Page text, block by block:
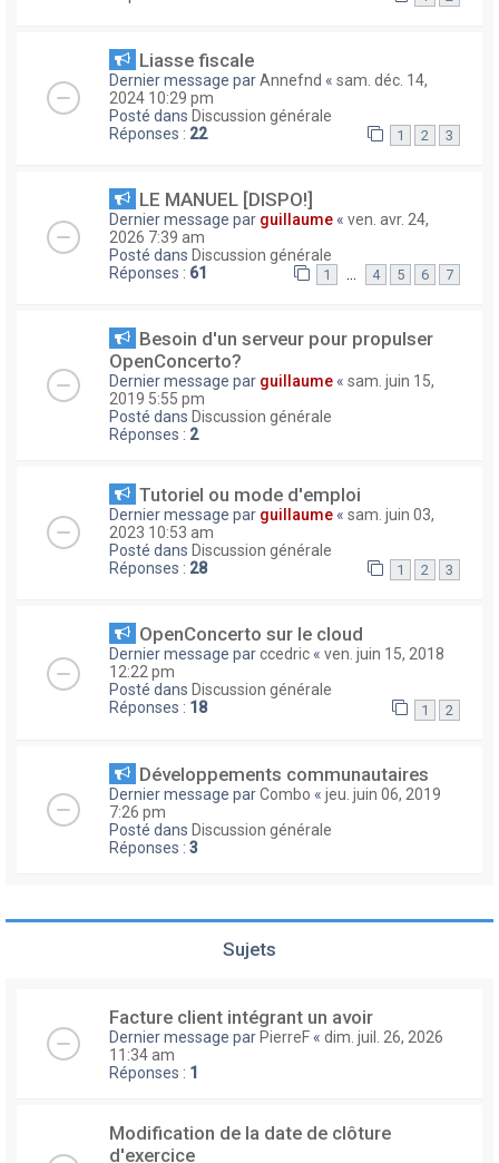
Liasse fiscale
Dernier message parAnnefnd « sam. déc. 14,
2024 10:29 pm
Posté dans Discussion générale
Réponses : 22 1 2 3
LE MANUEL [DISPO!]
Dernier message par guillaume « ven. avr. 24,
2026 7:39 am
Posté dans Discussion générale
Réponses : 61 1 … 4 5 6 7
Besoin d'un serveur pour propulser
OpenConcerto?
Dernier message par guillaume « sam. juin 15,
2019 5:55 pm
Posté dans Discussion générale
Réponses : 2
Tutoriel ou mode d'emploi
Dernier message par guillaume « sam. juin 03,
2023 10:53 am
Posté dans Discussion générale
Réponses : 28 1 2 3
OpenConcerto sur le cloud
Dernier message parccedric « ven. juin 15, 2018
12:22 pm
Posté dans Discussion générale
Réponses : 18 1 2
Développements communautaires
Dernier message parCombo « jeu. juin 06, 2019
7:26 pm
Posté dans Discussion générale
Réponses : 3
Sujets
Facture client intégrant un avoir
Dernier message parPierreF « dim. juil. 26, 2026
11:34 am
Réponses : 1
Modification de la date de clôture
d'exercice